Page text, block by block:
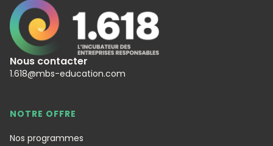
Nous contacter
1.618@mbs-education.com
NOTRE OFFRE
Nos programmes